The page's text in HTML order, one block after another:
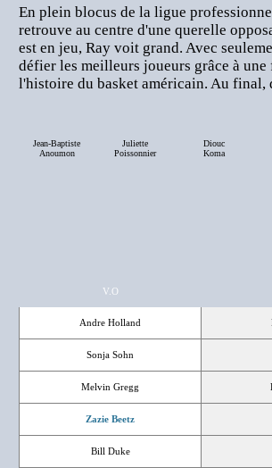
En plein blocus de la ligue
retrouve au centre d'une querelle
est en jeu, Ray voit grand. Avec
défier les meilleurs joueurs grâce à
l'histoire du basket américain. Au final,
Jean-Baptiste
Anoumon
Juliette
Poissonnier
Diouc
Koma
V.O
Andre Holland
Sonja Sohn
Melvin Gregg
Zazie Beetz
Bill Duke